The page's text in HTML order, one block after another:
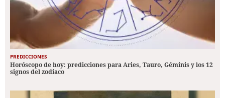
PREDICCIONES
Horóscopo de hoy: predicciones para Aries, Tauro, Géminis y los 12
signos del zodiaco